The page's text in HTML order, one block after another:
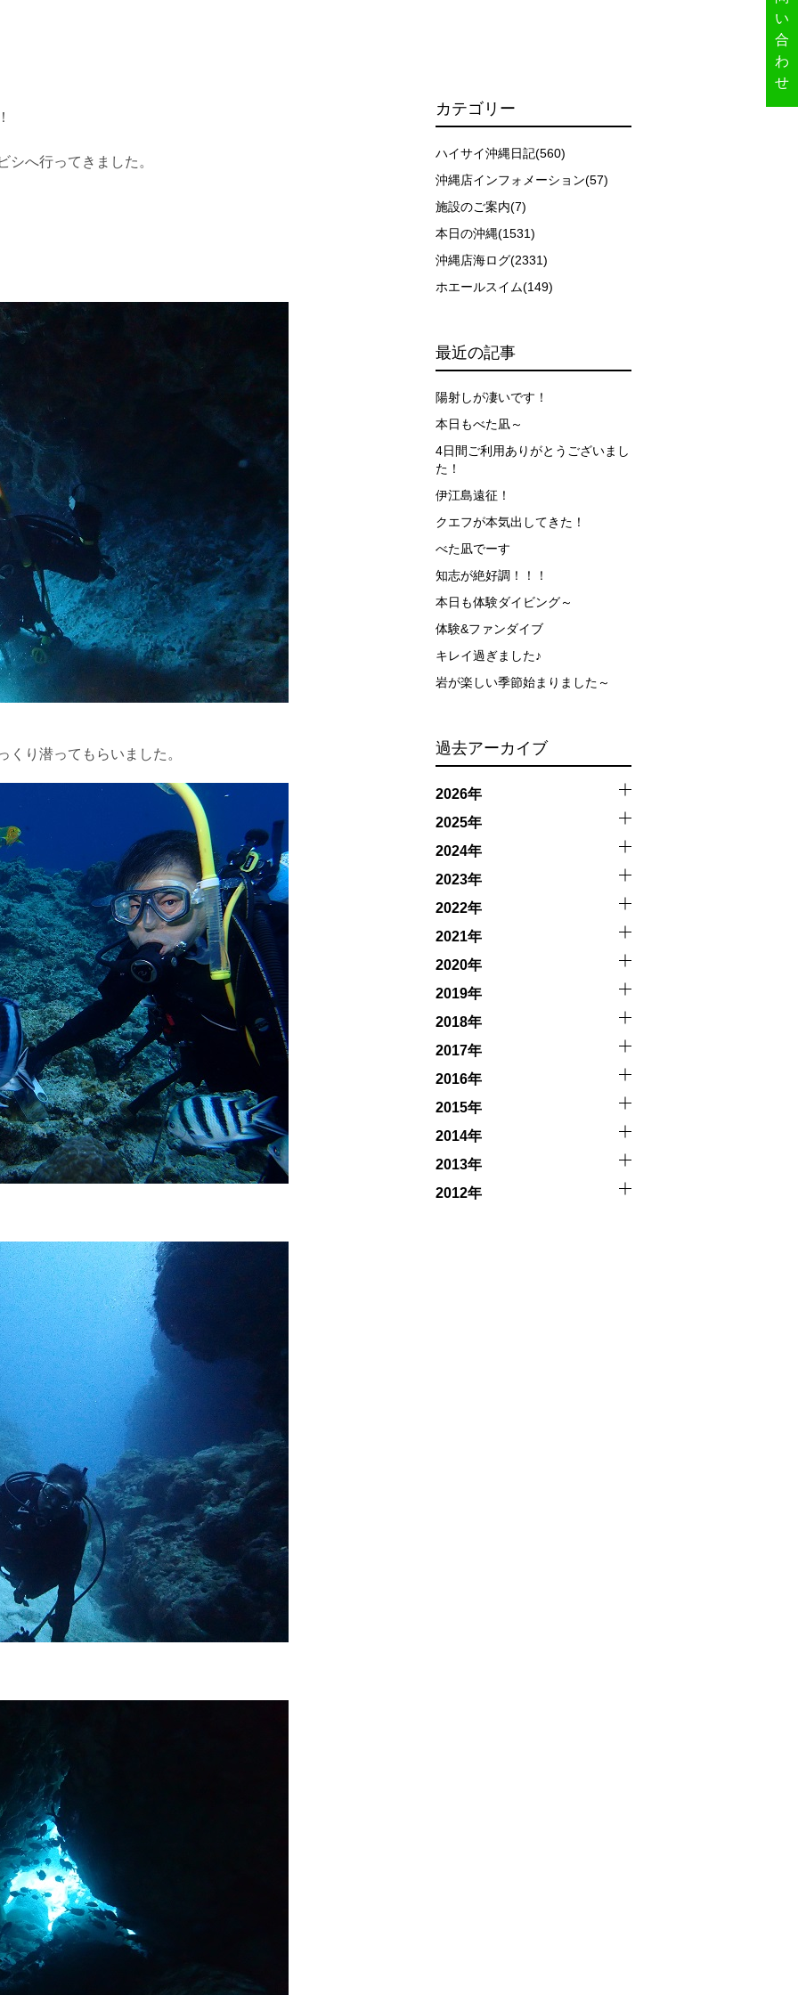
シへ行ってきました。
り潜ってもらいました。
カテゴリー
ハイサイ沖縄日記(560)
沖縄店インフォメーション(57)
施設のご案内(7)
本日の沖縄(1531)
沖縄店海ログ(2331)
ホエールスイム(149)
最近の記事
陽射しが凄いです！
本日もべた凪～
4日間ご利用ありがとうございまし
た！
伊江島遠征！
クエフが本気出してきた！
べた凪でーす
知志が絶好調！！！
本日も体験ダイビング～
体験&ファンダイブ
キレイ過ぎました♪
岩が楽しい季節始まりました～
過去アーカイブ
2026年
2025年
2024年
2023年
2022年
2021年
2020年
2019年
2018年
2017年
2016年
2015年
2014年
2013年
2012年
認し、ガイドがスイム開始可能と判断した場合にのみエントリーを行います。
人数を制限する場合があります。また、エントリーの順番はガイドが決定しますので、必ずその指示に従って準備してくだ
クジラによっては、人が近くを泳ぐことを嫌い、逃げてしまう場合があります。そのため、原則として緊急時やガイドの指
て泳ぐことも禁止します。クジラは一度でもそのような行動を取る人間を嫌がってしまうと、その後スイムで近づくことが
ムが実施できるよう努めます。しかし、万が一海にエントリーできなかった場合や、クジラを発見できなかった場合でも返
ん。そのため、多少の波やうねりがある中でスノーケリングを行う場合が多くなります。泳力や体力に自信のない方、また
たします。
ツアーに参加できるレベルに達していないと判断した場合には、参加をお断りする場合があります。スキンダイビングの経
ります。その際のご返金には応じかねますので、あらかじめご了承ください。これまでの経験については当日ご申告いただ
ご希望の方は、事前にお申し出ください。
に伴う危険に加え、予測不能なクジラの行動や、クジラとの接触によってトラブルが発生する可能性があります。さらに、
にもトラブルが生じる可能性があります。そして、これらを要因として傷害や損害が発生する場合があります。またホエー
る可能性があります。
合、またはその他いかなる理由があっても、当ツアー開催主催者とガイド、船舶の保有者及び船長に対して損害賠償を請求
上記承諾ください。
閉じる
い
合
わ
せ